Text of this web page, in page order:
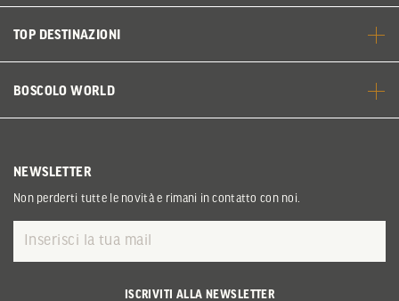
TOP DESTINAZIONI
BOSCOLO WORLD
NEWSLETTER
Non perderti tutte le novità e rimani in contatto con noi.
ISCRIVITI ALLA NEWSLETTER